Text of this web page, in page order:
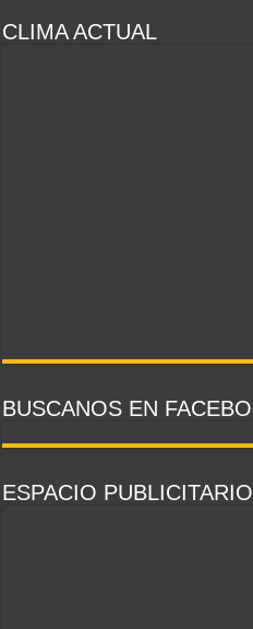
CLIMA ACTUAL
BUSCANOS EN
ESPACIO PUBLICITARIO